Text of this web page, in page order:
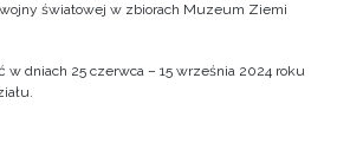
światowej w zbiorach Muzeum Ziemi
w dniach 25 czerwca – 15 września 2024 roku